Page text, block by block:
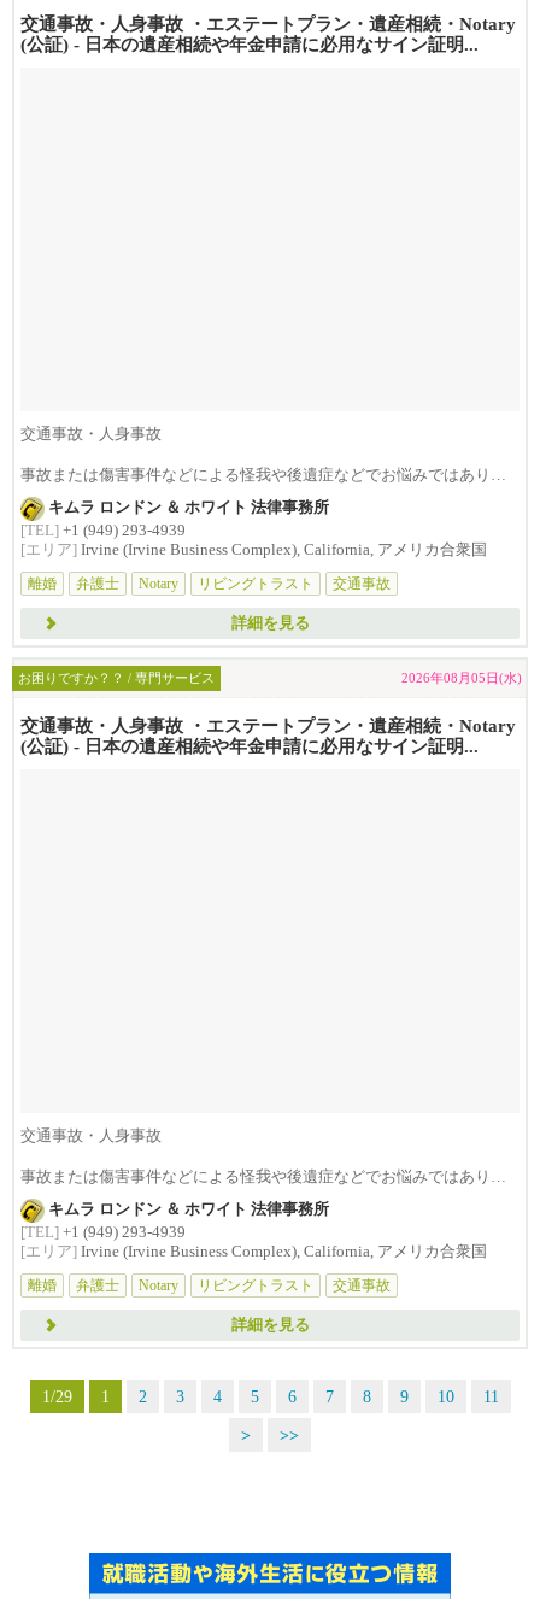
交通事故・人身事故 ・エステートプラン・遺産相続・Notary
(公証) - 日本の遺産相続や年金申請に必用なサイン証明...
交通事故・人身事故
事故または傷害事件などによる怪我や後遺症などでお悩みではありま
せんか？損害賠償は治療費...
キムラ ロンドン ＆ ホワイト 法律事務所
[TEL] +1 (949) 293-4939
[エリア] Irvine (Irvine Business Complex), California, アメリカ合衆国
離婚
弁護士 Notary リビングトラスト 交通事故
詳細を見る
お困りですか？？ / 専門サービス 2026年08月05日(水)
交通事故・人身事故 ・エステートプラン・遺産相続・Notary
(公証) - 日本の遺産相続や年金申請に必用なサイン証明...
交通事故・人身事故
事故または傷害事件などによる怪我や後遺症などでお悩みではありま
せんか？損害賠償は治療費...
キムラ ロンドン ＆ ホワイト 法律事務所
[TEL] +1 (949) 293-4939
[エリア] Irvine (Irvine Business Complex), California, アメリカ合衆国
離婚
弁護士 Notary リビングトラスト 交通事故
詳細を見る
1/29 1 2 3 4 5 6 7 8 9 10
11
>
>>